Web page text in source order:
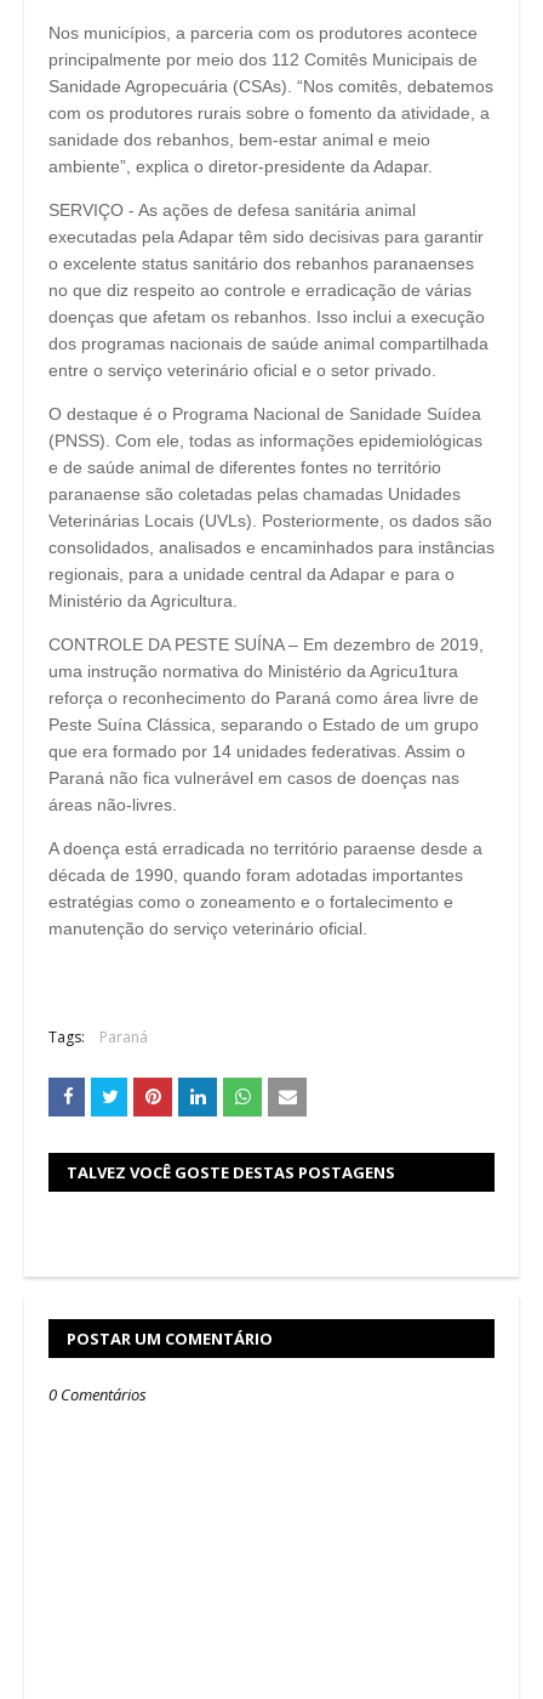
Nos municípios, a parceria com os produtores acontece
principalmente por meio dos 112 Comitês Municipais de
Sanidade Agropecuária (CSAs). “Nos comitês, debatemos
com os produtores rurais sobre o fomento da atividade, a
sanidade dos rebanhos, bem-estar animal e meio
ambiente”, explica o diretor-presidente da Adapar.
SERVIÇO - As ações de defesa sanitária animal
executadas pela Adapar têm sido decisivas para garantir
o excelente status sanitário dos rebanhos paranaenses
no que diz respeito ao controle e erradicação de várias
doenças que afetam os rebanhos. Isso inclui a execução
dos programas nacionais de saúde animal compartilhada
entre o serviço veterinário oficial e o setor privado.
O destaque é o Programa Nacional de Sanidade Suídea
(PNSS). Com ele, todas as informações epidemiológicas
e de saúde animal de diferentes fontes no território
paranaense são coletadas pelas chamadas Unidades
Veterinárias Locais (UVLs). Posteriormente, os dados são
consolidados, analisados e encaminhados para instâncias
regionais, para a unidade central da Adapar e para o
Ministério da Agricultura.
CONTROLE DA PESTE SUÍNA – Em dezembro de 2019,
uma instrução normativa do Ministério da Agricu1tura
reforça o reconhecimento do Paraná como área livre de
Peste Suína Clássica, separando o Estado de um grupo
que era formado por 14 unidades federativas. Assim o
Paraná não fica vulnerável em casos de doenças nas
áreas não-livres.
A doença está erradicada no território paraense desde a
década de 1990, quando foram adotadas importantes
estratégias como o zoneamento e o fortalecimento e
manutenção do serviço veterinário oficial.
Tags: Paraná
TALVEZ VOCÊ GOSTE DESTAS POSTAGENS
POSTAR UM COMENTÁRIO
0 Comentários